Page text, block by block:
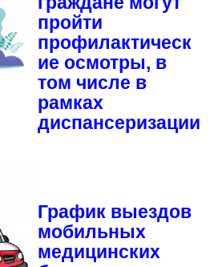
пройти
профилактическ
ие осмотры, в
том числе в
рамках
диспансеризации
График выездов
мобильных
медицинских